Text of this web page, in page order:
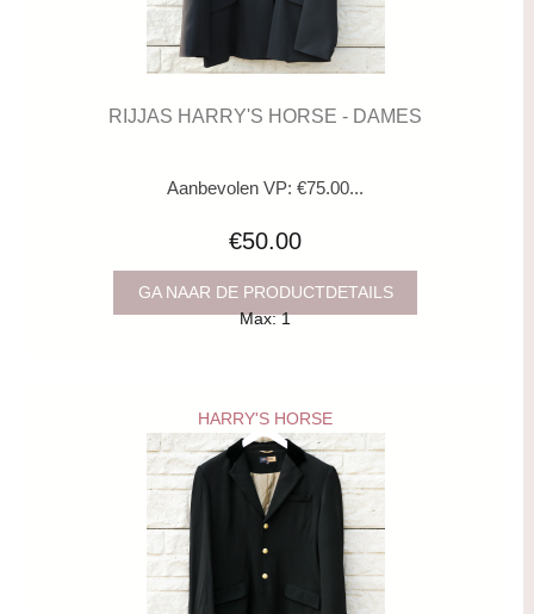
RIJJAS HARRY'S HORSE - DAMES
Aanbevolen VP: €75.00...
€50.00
GA NAAR DE PRODUCTDETAILS
Max: 1
HARRY'S HORSE